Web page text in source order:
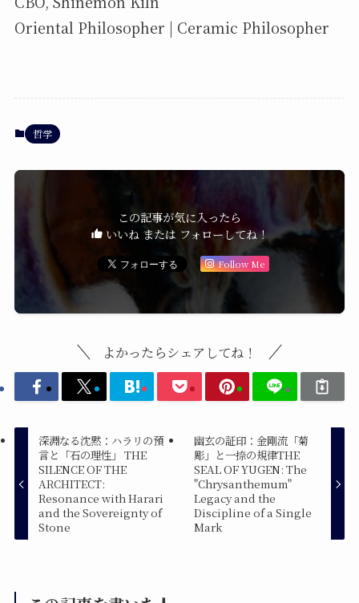
Oriental Philosopher | Ceramic Philosopher
哲学
この記事が気に入ったら
いいね または フォローしてね！
Follow Me
よかったらシェアしてね！
深淵なる沈黙：ハラリの預
言と「石の理性」 THE
SILENCE OF THE
ARCHITECT:
Resonance with Harari
and the Sovereignty of
Stone
幽玄の証印：金剛流「菊
彫」と一捺の規律THE
SEAL OF YUGEN: The
"Chrysanthemum"
Legacy and the
Discipline of a Single
Mark